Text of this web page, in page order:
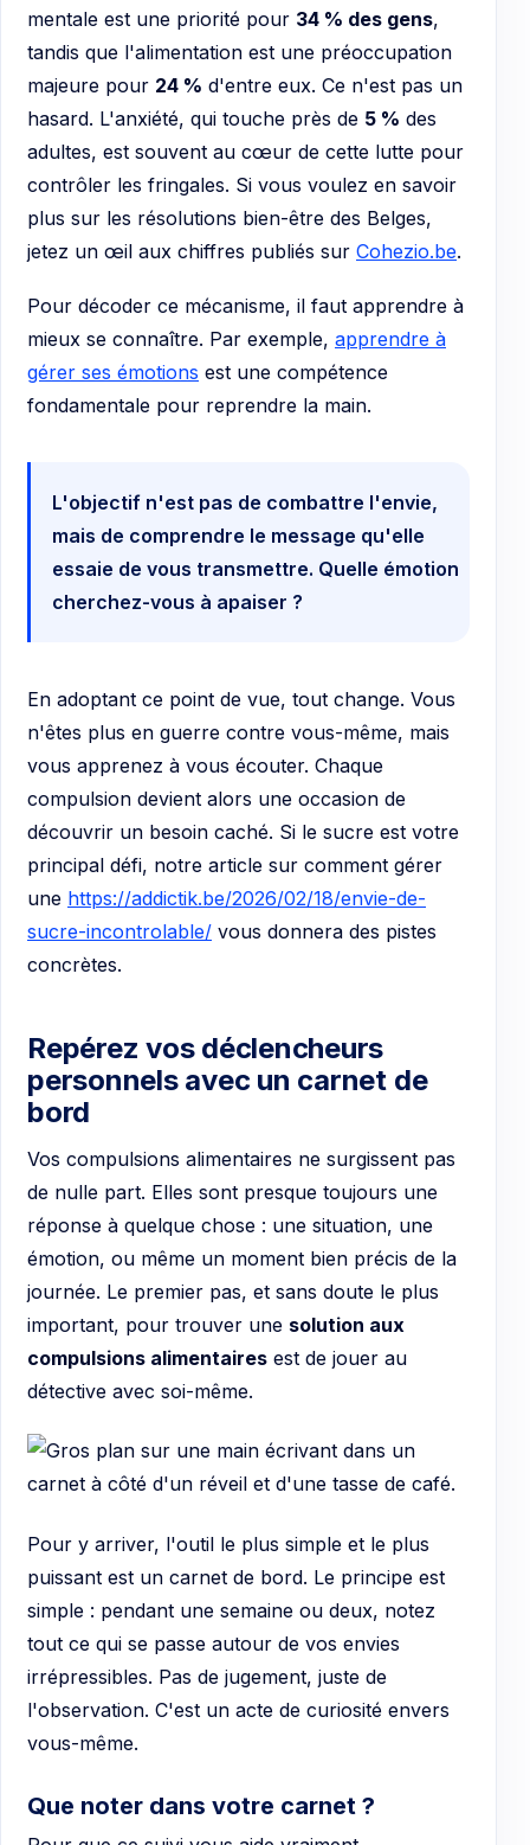
mentale est une priorité pour 34 % des gens,
tandis que l'alimentation est une préoccupation
majeure pour 24 % d'entre eux. Ce n'est pas un
hasard. L'anxiété, qui touche près de 5 % des
adultes, est souvent au cœur de cette lutte pour
contrôler les fringales. Si vous voulez en savoir
plus sur les résolutions bien-être des Belges,
jetez un œil aux chiffres publiés sur Cohezio.be.
Pour décoder ce mécanisme, il faut apprendre à
mieux se connaître. Par exemple, apprendre à
gérer ses émotions est une compétence
fondamentale pour reprendre la main.
L'objectif n'est pas de combattre l'envie,
mais de comprendre le message qu'elle
essaie de vous transmettre. Quelle émotion
cherchez-vous à apaiser ?
En adoptant ce point de vue, tout change. Vous
n'êtes plus en guerre contre vous-même, mais
vous apprenez à vous écouter. Chaque
compulsion devient alors une occasion de
découvrir un besoin caché. Si le sucre est votre
principal défi, notre article sur comment gérer
une https://addictik.be/2026/02/18/envie-de-
sucre-incontrolable/ vous donnera des pistes
concrètes.
Repérez vos déclencheurs
personnels avec un carnet de
bord
Vos compulsions alimentaires ne surgissent pas
de nulle part. Elles sont presque toujours une
réponse à quelque chose : une situation, une
émotion, ou même un moment bien précis de la
journée. Le premier pas, et sans doute le plus
important, pour trouver une solution aux
compulsions alimentaires est de jouer au
détective avec soi-même.
Pour y arriver, l'outil le plus simple et le plus
puissant est un carnet de bord. Le principe est
simple : pendant une semaine ou deux, notez
tout ce qui se passe autour de vos envies
irrépressibles. Pas de jugement, juste de
l'observation. C'est un acte de curiosité envers
vous-même.
Que noter dans votre carnet ?